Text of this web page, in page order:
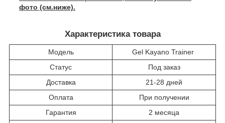
фото (см.ниже).
Характеристика товара
Модель
Gel Kayano Trainer
Статус
Под заказ
Доставка
21-28 дней
Оплата
При получении
Гарантия
2 месяца